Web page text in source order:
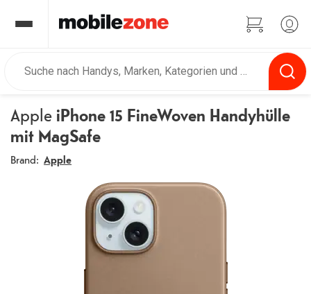
Apple iPhone 15 FineWoven Handyhülle
mit MagSafe
Brand: Apple